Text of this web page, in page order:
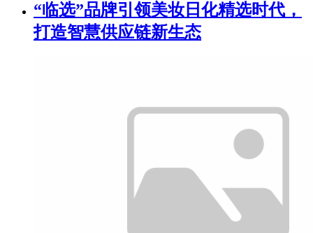
“临选”品牌引领美妆日化精选时代，
打造智慧供应链新生态